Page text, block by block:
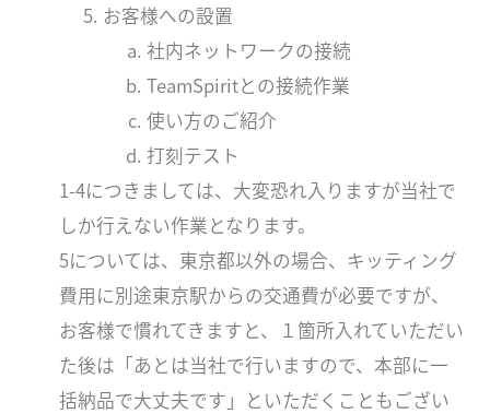
お客様への設置
社内ネットワークの接続
TeamSpiritとの接続作業
使い方のご紹介
打刻テスト
1-4につきましては、大変恐れ入りますが当社で
しか行えない作業となります。
5については、東京都以外の場合、キッティング
費用に別途東京駅からの交通費が必要ですが、
お客様で慣れてきますと、１箇所入れていただい
た後は「あとは当社で行いますので、本部に一
括納品で大丈夫です」といただくこともござい